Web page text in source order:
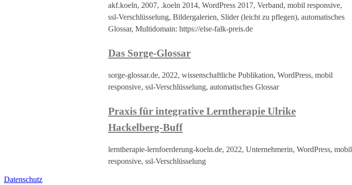
akf.koeln, 2007, .koeln 2014, WordPress 2017, Verband, mobil responsive,
ssl-Verschlüsselung, Bildergalerien, Slider (leicht zu pflegen), automatisches
Glossar, Multidomain: https://else-falk-preis.de
Das Sorge-Glossar
sorge-glossar.de, 2022, wissenschaftliche Publikation, WordPress, mobil
responsive, ssl-Verschlüsselung, automatisches Glossar
Praxis für integrative Lerntherapie Ulrike
Hackelberg-Buff
lerntherapie-lernfoerderung-koeln.de, 2022, Unternehmerin, WordPress, mobil
responsive, ssl-Verschlüsselung
Datenschutz